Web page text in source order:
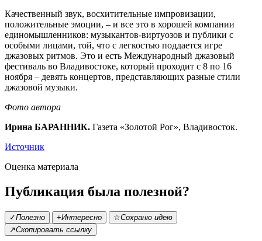
Качественный звук, восхитительные импровизации,
положительные эмоции, – и все это в хорошей компании
единомышленников: музыкантов-виртуозов и публики с
особыми лицами, той, что с легкостью поддается игре
джазовых ритмов. Это и есть Международный джазовый
фестиваль во Владивостоке, который проходит с 8 по 16
ноября – девять концертов, представляющих разные стили
джазовой музыки.
Фото автора
Ирина БАРАННИК. Газета «Золотой Рог», Владивосток.
Источник
Оценка материала
Публикация была полезной?
✓Полезно +Интересно ☆Сохраню идею
↗Скопировать ссылку